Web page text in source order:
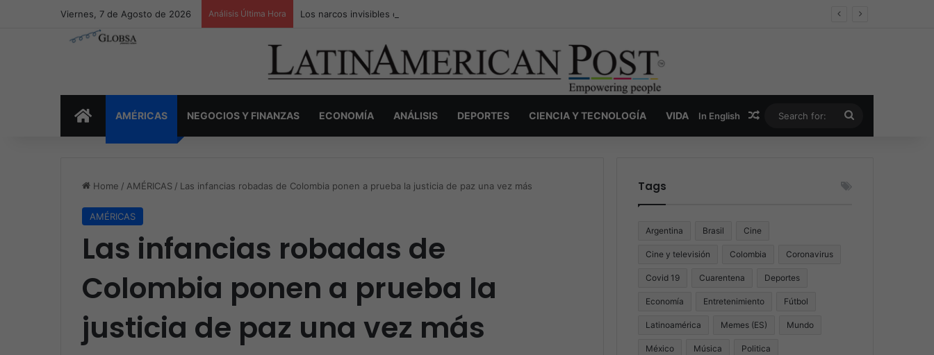
Viernes, 7 de Agosto de 2026 Análisis Última Hora Los narcos invisibles de Colombia: la guerra secreta por la verdad, el poder y la nueva economía de la droga
INICIOAMÉRICAS NEGOCIOS Y FINANZAS ECONOMÍA ANÁLISIS DEPORTES CIENCIA Y TECNOLOGÍA VIDA In English Random Article
for:
Home / AMÉRICAS / Las infancias robadas de Colombia ponen a prueba la justicia de paz una vez más
AMÉRICAS
Las infancias robadas de
Colombia ponen a prueba la
justicia de paz una vez más
Tags
Argentina Brasil Cine
Cine y televisión Colombia Coronavirus
Covid 19 Cuarentena Deportes
Economía Entretenimiento Fútbol
Latinoamérica Memes (ES) Mundo
México Música Politica